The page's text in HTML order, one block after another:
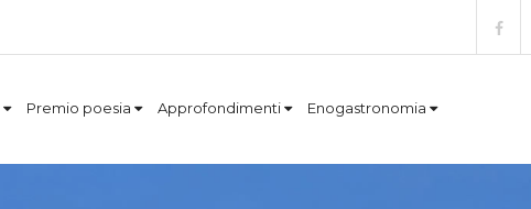
Premio poesia Approfondimenti Enogastronomia